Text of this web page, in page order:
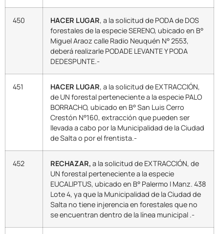
450 HACER LUGAR, a la solicitud de PODA de DOS
forestales de la especie SERENO, ubicado en B°
Miguel Araoz calle Radio Neuquén N° 2553,
deberá realizarle PODADE LEVANTE Y PODA
DEDESPUNTE.-
451 HACER LUGAR, a la solicitud de EXTRACCIÓN,
de UN forestal perteneciente a la especie PALO
BORRACHO, ubicado en B° San Luis Cerro
Crestón N°160, extracción que pueden ser
llevada a cabo por la Municipalidad de la Ciudad
de Salta o por el frentista.-
452 RECHAZAR, a la solicitud de EXTRACCIÓN, de
UN forestal perteneciente a la especie
EUCALIPTUS, ubicado en B° Palermo I Manz. 438
Lote 4, ya que la Municipalidad de la Ciudad de
Salta no tiene injerencia en forestales que no
se encuentran dentro de la línea municipal .-